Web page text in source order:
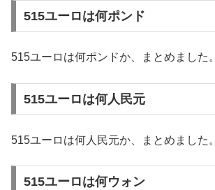
515ユーロは何ポンド
515ユーロは何ポンドか、まとめました。
515ユーロは何人民元
515ユーロは何人民元か、まとめました。
515ユーロは何ウォン